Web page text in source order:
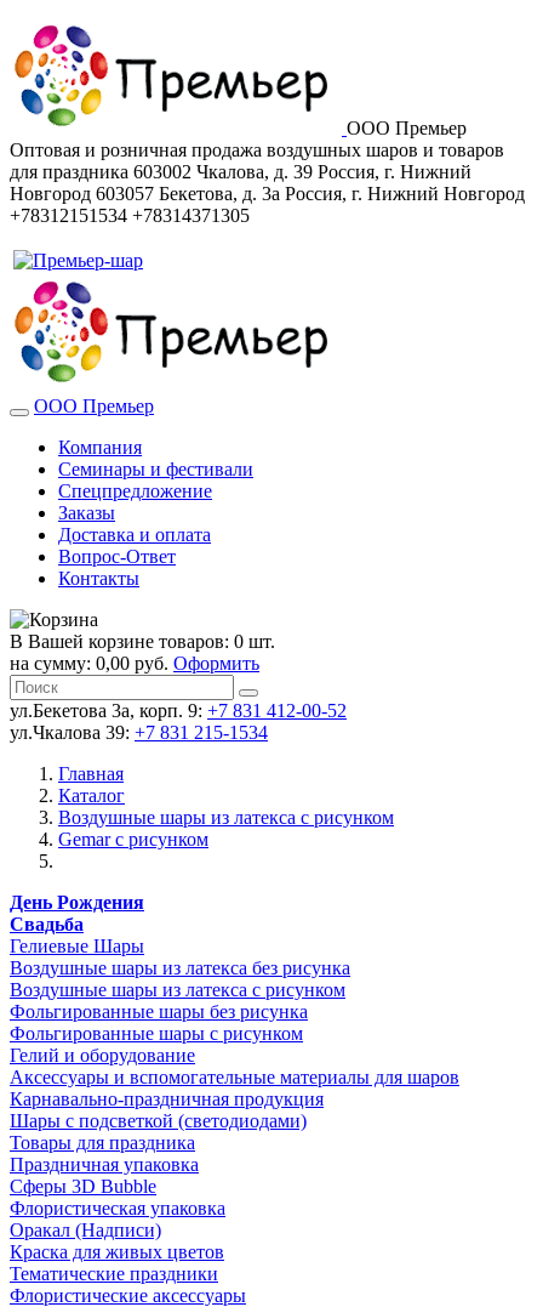
ООО Премьер
Оптовая и розничная продажа воздушных шаров и товаров
для праздника 603002 Чкалова, д. 39 Россия, г. Нижний
Новгород 603057 Бекетова, д. 3а Россия, г. Нижний Новгород
+78312151534 +78314371305
ООО Премьер
Компания
Семинары и фестивали
Спецпредложение
Заказы
Доставка и оплата
Вопрос-Ответ
Контакты
В Вашей корзине товаров: 0 шт.
на сумму: 0,00 руб. Оформить
ул.Бекетова 3а, корп. 9: +7 831 412-00-52
ул.Чкалова 39: +7 831 215-1534
Главная
Каталог
Воздушные шары из латекса с рисунком
Gemar с рисунком
День Рождения
Свадьба
Гелиевые Шары
Воздушные шары из латекса без рисунка
Воздушные шары из латекса с рисунком
Фольгированные шары без рисунка
Фольгированные шары с рисунком
Гелий и оборудование
Аксессуары и вспомогательные материалы для шаров
Карнавально-праздничная продукция
Шары с подсветкой (светодиодами)
Товары для праздника
Праздничная упаковка
Сферы 3D Bubble
Флористическая упаковка
Оракал (Надписи)
Краска для живых цветов
Тематические праздники
Флористические аксессуары